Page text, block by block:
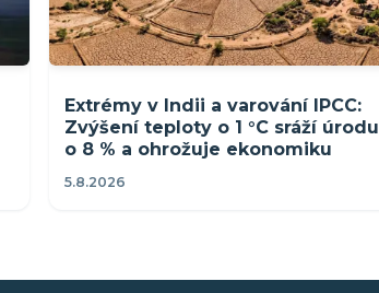
Extrémy v Indii a varování IPCC:
Zvýšení teploty o 1 °C sráží úrodu
o 8 % a ohrožuje ekonomiku
5.8.2026